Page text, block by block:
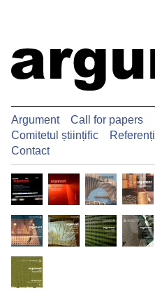
Argument Call for papers
Comitetul științific
Referenți
Contact